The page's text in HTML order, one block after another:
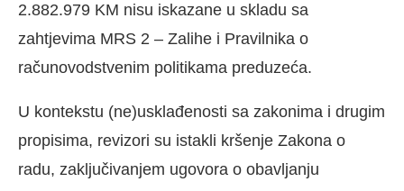
2.882.979 KM nisu iskazane u skladu sa
zahtjevima MRS 2 – Zalihe i Pravilnika o
računovodstvenim politikama preduzeća.
U kontekstu (ne)usklađenosti sa zakonima i drugim
propisima, revizori su istakli kršenje Zakona o
radu, zaključivanjem ugovora o obavljanju